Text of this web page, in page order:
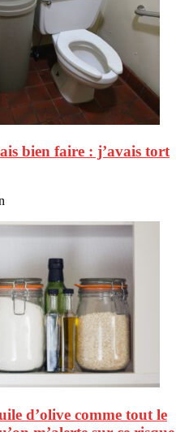
bien faire : j’avais tort
d’olive comme tout le